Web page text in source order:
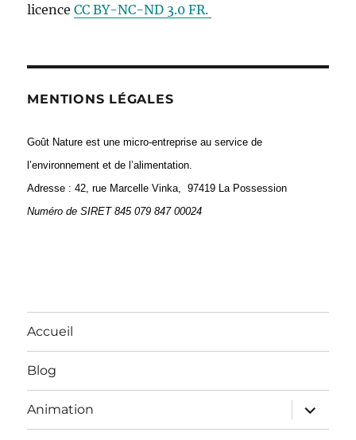
licenceCC BY-NC-ND 3.0 FR.
MENTIONS LÉGALES
Goût Nature est une micro-entreprise au service de
l’environnement et de l’alimentation.
Adresse : 42, rue Marcelle Vinka, 97419 La Possession
Numéro deSIRET 845 079 847 00024
Accueil
Blog
Animation
ouvrir
le
sous-